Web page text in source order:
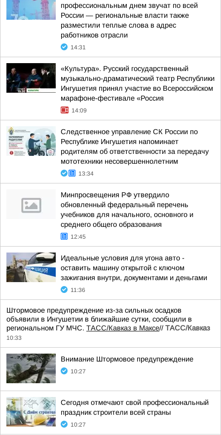
профессиональным днем звучат по всей
России — региональные власти также
разместили теплые слова в адрес
работников отрасли
14:31
«Культура». Русский государственный
музыкально-драматический театр Республики
Ингушетия принял участие во Всероссийском
марафоне-фестивале «Россия
14:09
Следственное управление СК России по
Республике Ингушетия напоминает
родителям об ответственности за передачу
мототехники несовершеннолетним
13:34
Минпросвещения РФ утвердило
обновленный федеральный перечень
учебников для начального, основного и
среднего общего образования
12:45
Идеальные условия для угона авто -
оставить машину открытой с ключом
зажигания внутри, документами и деньгами
11:36
Штормовое предупреждение из-за сильных осадков
объявили в Ингушетии в ближайшие сутки, сообщили в
региональном ГУ МЧС. ТАСС/Кавказ в Максе// ТАСС/Кавказ
10:33
Внимание Штормовое предупреждение
10:27
Сегодня отмечают свой профессиональный
праздник строители всей страны
10:27